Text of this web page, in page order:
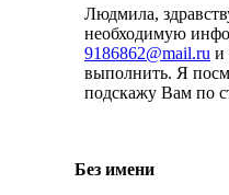
Людмила,
необходимую
9186862@mail.ru и
выполнить. Я
подскажу Вам по
Без имени